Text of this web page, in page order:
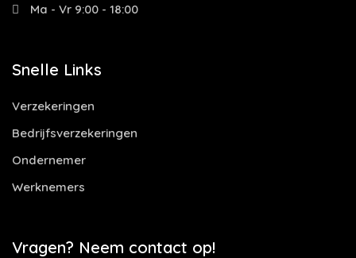
Ma - Vr 9:00 - 18:00
Snelle Links
Verzekeringen
Bedrijfsverzekeringen
Ondernemer
Werknemers
Vragen? Neem contact op!